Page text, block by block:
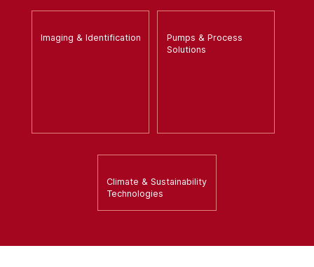
Imaging & Identification
Pumps & Process
Solutions
Climate & Sustainability
Technologies